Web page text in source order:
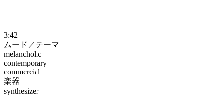
3:42
ムード／テーマ
melancholic
contemporary
commercial
楽器
synthesizer